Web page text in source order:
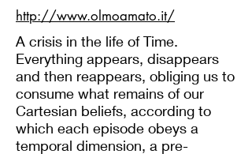
http://www.olmoamato.it/
A crisis in the life of Time.
Everything appears, disappears
and then reappears, obliging us to
consume what remains of our
Cartesian beliefs, according to
which each episode obeys a
temporal dimension, a pre-